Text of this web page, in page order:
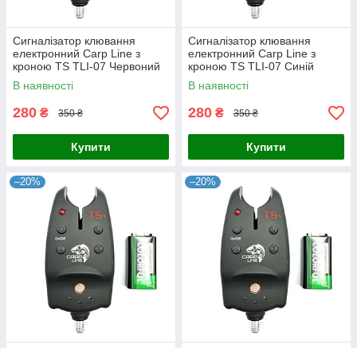
Сигналізатор клювання
електронний Carp Line з
кроною TS TLI-07 Червоний
В наявності
280 ₴ 350 ₴
Купити
Сигналізатор клювання
електронний Carp Line з
кроною TS TLI-07 Синій
В наявності
280 ₴ 350 ₴
Купити
–20% –20%